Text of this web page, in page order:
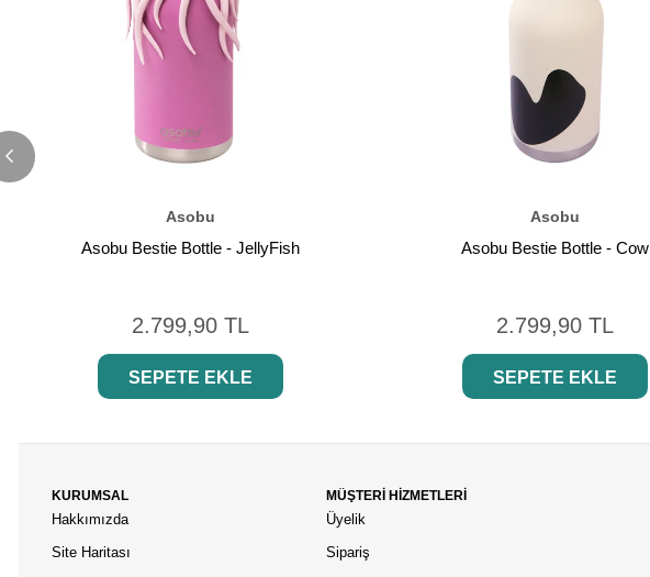
Asobu
Asobu Bestie Bottle - JellyFish
2.799,90 TL
SEPETE EKLE
Asobu
Asobu Bestie Bottle - Cow
2.799,90 TL
SEPETE EKLE
KURUMSAL
Hakkımızda
Site Haritası
MÜŞTERİ HİZMETLERİ
Üyelik
Sipariş